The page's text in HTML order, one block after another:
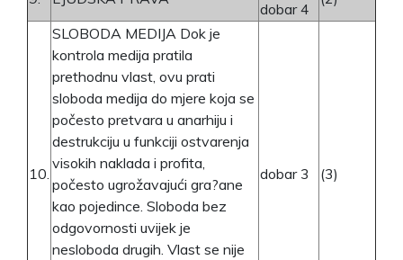
dobar 4
10.
SLOBODA MEDIJA Dok je
kontrola medija pratila
prethodnu vlast, ovu prati
sloboda medija do mjere koja se
počesto pretvara u anarhiju i
destrukciju u funkciji ostvarenja
visokih naklada i profita,
počesto ugrožavajući gra?ane
kao pojedince. Sloboda bez
odgovornosti uvijek je
nesloboda drugih. Vlast se nije
dobar 3 (3)